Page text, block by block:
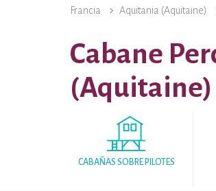
Francia Aquitania (Aquitaine)
Cabane
(Aquitaine)
CABAÑAS SOBRE PILOTES